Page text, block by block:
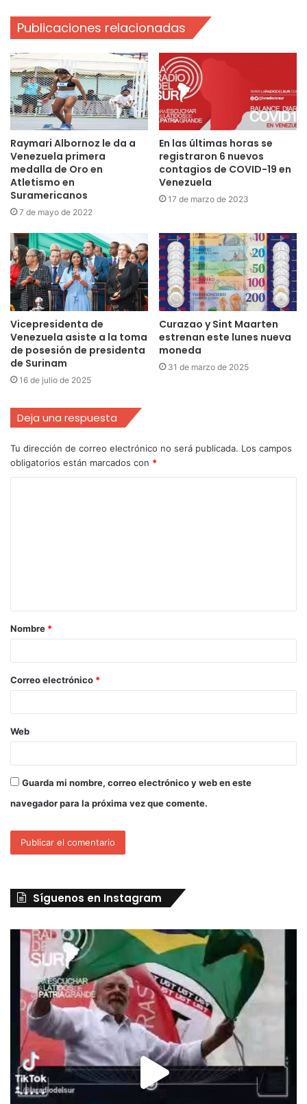
Publicaciones relacionadas
Raymari Albornoz le da a
Venezuela primera
medalla de Oro en
Atletismo en
Suramericanos
7 de mayo de 2022
En las últimas horas se
registraron 6 nuevos
contagios de COVID-19 en
Venezuela
17 de marzo de 2023
Vicepresidenta de
Venezuela asiste a la toma
de posesión de presidenta
de Surinam
16 de julio de 2025
Curazao y Sint Maarten
estrenan este lunes nueva
moneda
31 de marzo de 2025
Deja una respuesta
Tu dirección de correo electrónico no será publicada. Los campos
obligatorios están marcados con *
Nombre *
Correo electrónico *
Web
Guarda mi nombre, correo electrónico y web en este
navegador para la próxima vez que comente.
Síguenos en Instagram